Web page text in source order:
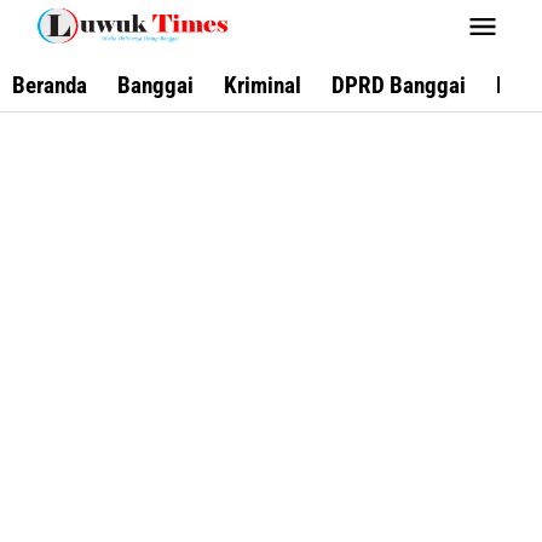
Lewati
konten
Beranda Banggai Kriminal DPRD Banggai